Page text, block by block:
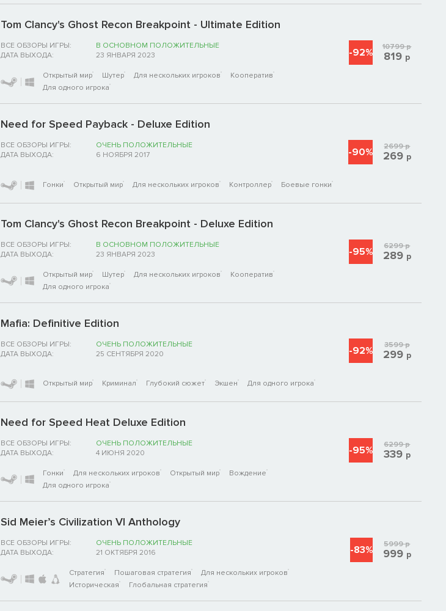
Tom Clancy's Ghost Recon Breakpoint - Ultimate Edition
ВСЕ ОБЗОРЫ ИГРЫ:
В ОСНОВНОМ ПОЛОЖИТЕЛЬНЫЕ
ДАТА ВЫХОДА:
23 ЯНВАРЯ 2023
Открытый мир Шутер Для нескольких игроков
Кооператив
Для одного игрока
-92% 10799р
819 р
Need for Speed Payback - Deluxe Edition
ВСЕ ОБЗОРЫ ИГРЫ:
ОЧЕНЬ ПОЛОЖИТЕЛЬНЫЕ
ДАТА ВЫХОДА:
6 НОЯБРЯ 2017
Гонки Открытый мир Для нескольких игроков Контроллер Боевые гонки
-90% 2699р
269 р
Tom Clancy's Ghost Recon Breakpoint - Deluxe Edition
ВСЕ ОБЗОРЫ ИГРЫ:
В ОСНОВНОМ ПОЛОЖИТЕЛЬНЫЕ
ДАТА ВЫХОДА:
23 ЯНВАРЯ 2023
Открытый мир Шутер Для нескольких игроков
Кооператив
Для одного игрока
-95% 6299р
289 р
Mafia: Definitive Edition
ВСЕ ОБЗОРЫ ИГРЫ:
ОЧЕНЬ ПОЛОЖИТЕЛЬНЫЕ
ДАТА ВЫХОДА:
25 СЕНТЯБРЯ 2020
Открытый мир Криминал Глубокий сюжет Экшен Для одного игрока
-92% 3599р
299 р
Need for Speed Heat Deluxe Edition
ВСЕ ОБЗОРЫ ИГРЫ:
ОЧЕНЬ ПОЛОЖИТЕЛЬНЫЕ
ДАТА ВЫХОДА:
4 ИЮНЯ 2020
Гонки Для нескольких игроков Открытый мир
Вождение
Для одного игрока
-95% 6299р
339 р
Sid Meier’s Civilization VI Anthology
ВСЕ ОБЗОРЫ ИГРЫ:
ОЧЕНЬ ПОЛОЖИТЕЛЬНЫЕ
ДАТА ВЫХОДА:
21 ОКТЯБРЯ 2016
Стратегия Пошаговая стратегия
Для нескольких игроков
Историческая
Глобальная стратегия
-83% 5999р
999 р